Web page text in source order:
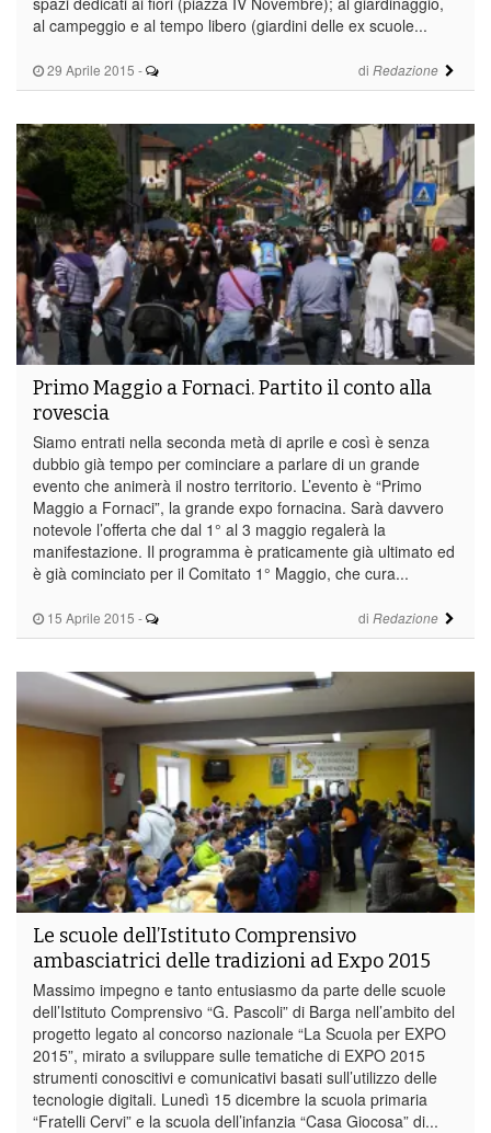
29 Aprile 2015 - di Redazione
al campeggio e al tempo libero (giardini delle ex scuole...
15 Aprile 2015 - di Redazione
Primo Maggio a Fornaci. Partito il conto alla
rovescia
Siamo entrati nella seconda metà di aprile e così è senza
dubbio già tempo per cominciare a parlare di un grande
evento che animerà il nostro territorio. L’evento è “Primo
Maggio a Fornaci”, la grande expo fornacina. Sarà davvero
notevole l’offerta che dal 1° al 3 maggio regalerà la
manifestazione. Il programma è praticamente già ultimato ed
è già cominciato per il Comitato 1° Maggio, che cura...
Le scuole dell’Istituto Comprensivo
ambasciatrici delle tradizioni ad Expo 2015
Massimo impegno e tanto entusiasmo da parte delle scuole
dell’Istituto Comprensivo “G. Pascoli” di Barga nell’ambito del
progetto legato al concorso nazionale “La Scuola per EXPO
2015”, mirato a sviluppare sulle tematiche di EXPO 2015
strumenti conoscitivi e comunicativi basati sull’utilizzo delle
tecnologie digitali. Lunedì 15 dicembre la scuola primaria
“Fratelli Cervi” e la scuola dell’infanzia “Casa Giocosa” di...